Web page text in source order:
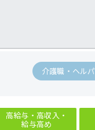
介護職・ヘル
高給与・高収入・
給与高め